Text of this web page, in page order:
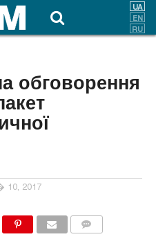
обговорення
2017